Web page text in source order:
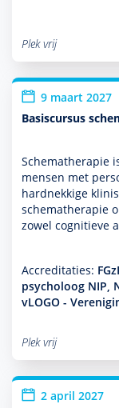
Plek vrij
9 maart 2027
Basiscursus
Schemathera­pie
mensen met
hardnekkige
schemathera­pie
zowel cogni­tieve
Accreditaties:
psycholoog NIP,
vLOGO -
Plek vrij
2 april 2027